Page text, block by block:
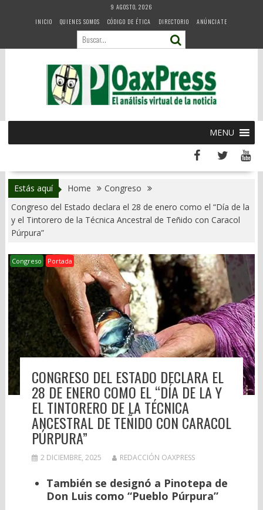
9 AGOSTO, 2026
INICIO
QUIENES SOMOS CÓDIGO DE ÉTICA DIRECTORIO ANÚNCIATE
MENU
Estás aquí Home
Congreso
Congreso del Estado declara el 28 de enero como el “Día de la
y el Tintorero de la Técnica Ancestral de Teñido con Caracol
Púrpura”
Congreso Portada
CONGRESO DEL ESTADO DECLARA EL
28 DE ENERO COMO EL “DÍA DE LA Y
EL TINTORERO DE LA TÉCNICA
ANCESTRAL DE TEÑIDO CON CARACOL
PÚRPURA”
2 DICIEMBRE, 2025 REDACCIÓN OAXPRESS
También se designó a Pinotepa de
Don Luis como “Pueblo Púrpura”